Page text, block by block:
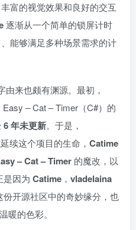
富的视觉效果和良好的交互
逐渐从一个简单的锁屏计时
能够满足多种场景需求的计
由来也颇有渊源。最初，
– Cat – Timer（C#）的
6 年未更新。于是，
续这个项目的生命， Catime
– Cat – Timer 的魔改，以
是因为 Catime ， vladelaina
份开源社区中的奇妙缘分，也
暖的色彩。